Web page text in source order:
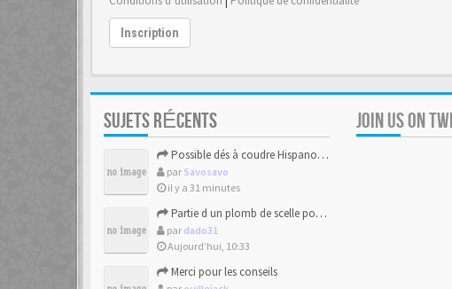
Inscription
SUJETS RÉCENTS
Possible dés à coudre Hispano-mauresque.
par Savosavo
il y a 31 minutes
Partie d un plomb de scelle pour de la chaux hydraulique
par dado31
Aujourd’hui, 10:33
Merci pour les conseils
JOIN US ON